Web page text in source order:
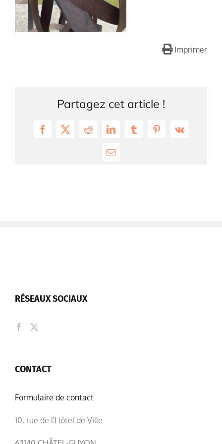
Imprimer
Partagez cet article !
Facebook
X RedditLinkedInTumblrPinterest
Vk
Email
RÉSEAUX SOCIAUX
CONTACT
Formulaire de contact
10, rue de l'Hôtel de Ville